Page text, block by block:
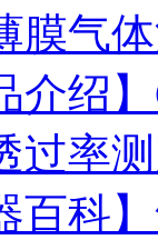
膜气
介绍
过率
百科